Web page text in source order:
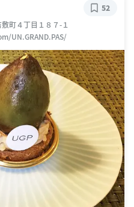
町４丁目１８７-１
UN.GRAND.PAS/
52